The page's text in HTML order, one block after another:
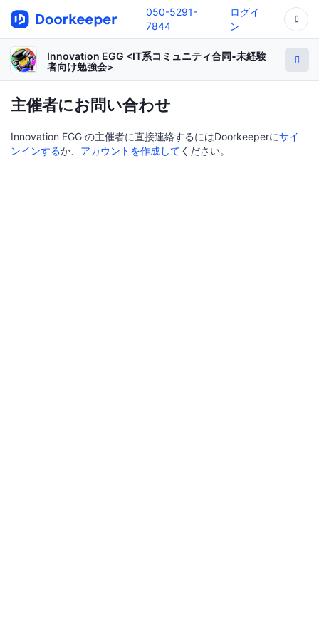
050-5291-
7844
ログイ
ン
Innovation EGG <IT系コミュニティ合同•未経験
者向け勉強会>
主催者にお問い合わせ
Innovation EGG の主催者に直接連絡するにはDoorkeeperにサイ
ンインするか、 アカウントを作成して ください。